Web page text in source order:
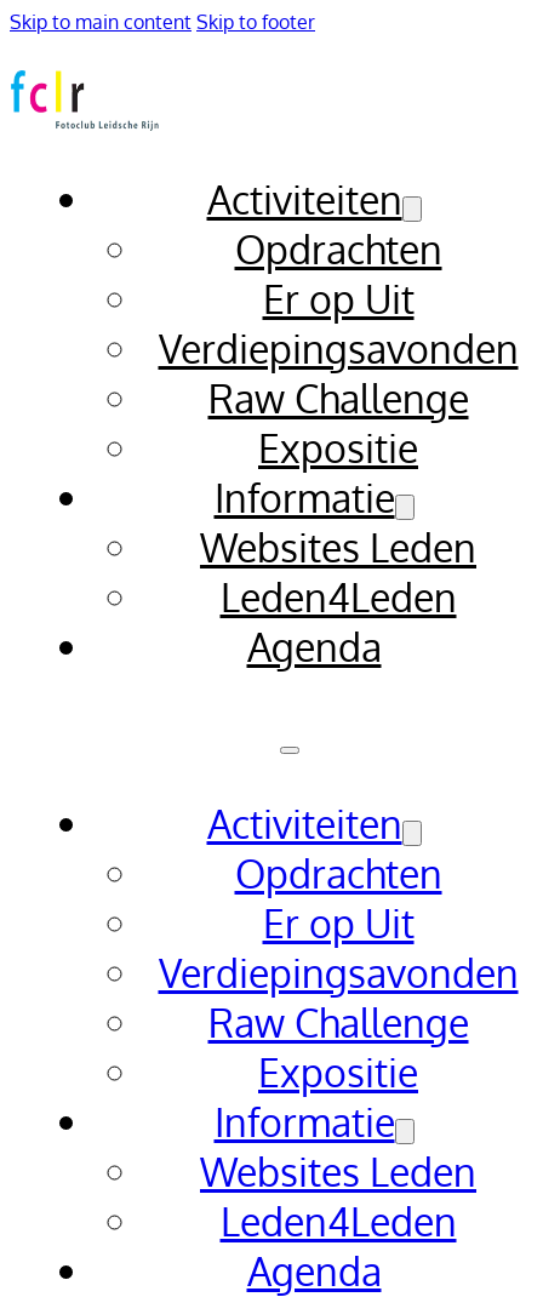
Skip to main content Skip to footer
Activiteiten
Opdrachten
Er op Uit
Verdiepingsavonden
Raw Challenge
Expositie
Informatie
Websites Leden
Leden4Leden
Agenda
Activiteiten
Opdrachten
Er op Uit
Verdiepingsavonden
Raw Challenge
Expositie
Informatie
Websites Leden
Leden4Leden
Agenda